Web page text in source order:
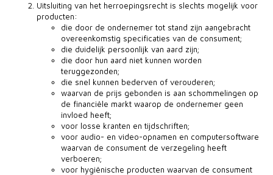
Uitsluiting van het herroepingsrecht is slechts mogelijk voor
producten:
die door de ondernemer tot stand zijn aangebracht
overeenkomstig specificaties van de consument;
die duidelijk persoonlijk van aard zijn;
die door hun aard niet kunnen worden
teruggezonden;
die snel kunnen bederven of verouderen;
waarvan de prijs gebonden is aan schommelingen op
de financiële markt waarop de ondernemer geen
invloed heeft;
voor losse kranten en tijdschriften;
voor audio- en video-opnamen en computersoftware
waarvan de consument de verzegeling heeft
verboeren;
voor hygiënische producten waarvan de consument